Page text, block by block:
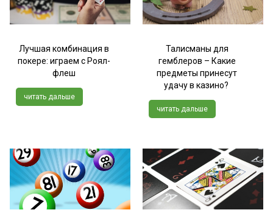
Лучшая комбинация в
покере: играем с Роял-
флеш
читать дальше
Талисманы для
гемблеров – Какие
предметы принесут
удачу в казино?
читать дальше